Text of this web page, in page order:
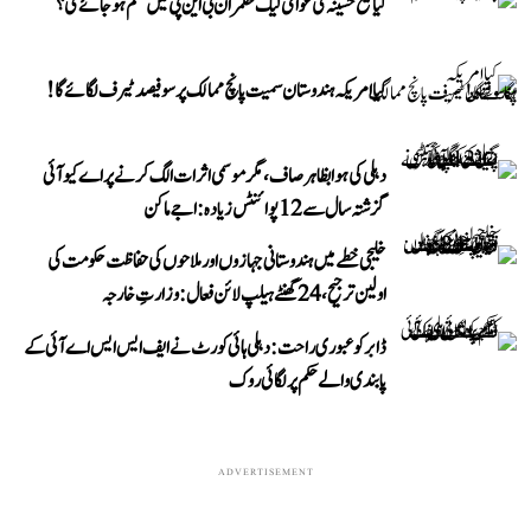
کیا امریکہ ہندوستان سمیت پانچ ممالک پر سو فیصد ٹیرف لگائے گا!
دہلی کی ہوا بظاہر صاف، مگر موسمی اثرات الگ کرنے پر اے کیو آئی
گزشتہ سال سے 12 پوائنٹس زیادہ: اجے ماکن
خلیجی خطے میں ہندوستانی جہازوں اور ملاحوں کی حفاظت حکومت کی
اولین ترجیح، 24 گھنٹے ہیلپ لائن فعال: وزارتِ خارجہ
ڈابر کو عبوری راحت: دہلی ہائی کورٹ نے ایف ایس ایس اے آئی کے
پابندی والے حکم پر لگائی روک
ADVERTISEMENT